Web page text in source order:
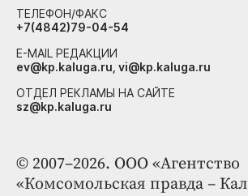
© 2007–2026. ООО «Агентство
«Комсомольская правда –
ТЕЛЕФОН/ФАКС
+7(4842)79-04-54
E-MAIL РЕДАКЦИИ
ev@kp.kaluga.ru, vi@kp.kaluga.ru
ОТДЕЛ РЕКЛАМЫ НА САЙТЕ
sz@kp.kaluga.ru